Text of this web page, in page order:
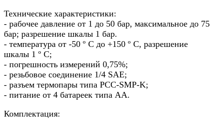
Технические характеристики:
- рабочее давление от 1 до 50 бар, максимальное до 75
бар; разрешение шкалы 1 бар.
- температура от -50 º C до +150 º C, разрешение
шкалы 1 º C;
- погрешность измерений 0,75%;
- резьбовое соединение 1/4 SAE;
- разъем термопары типа PCC-SMP-K;
- питание от 4 батареек типа АА.
Комплектация: